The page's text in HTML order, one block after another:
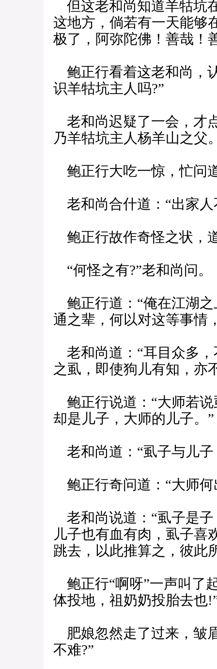
但这老和尚知道羊牯坑
这地方，倘若有一天能够
极了，阿弥陀佛！善哉！
鲍正行看着这老和尚，
识羊牯坑主人吗?”
老和尚迟疑了一会，才
乃羊牯坑主人杨羊山之父
鲍正行大吃一惊，忙问
老和尚合什道：“出家人
鲍正行故作奇怪之状，
“何怪之有?”老和尚问。
鲍正行道：“俺在江湖
通之辈，何以对这等事情
老和尚道：“耳目众多
之虱，即使狗儿有知，亦
鲍正行说道：“大师若
却是儿子，大师的儿子。”
老和尚道：“虱子与儿子
鲍正行奇问道：“大师何
老和尚说道：“虱子是
儿子也有血有肉，虱子喜
跳去，以此推算之，彼此
鲍正行“啊呀”一声叫了
体投地，祖奶奶投胎去也
肥娘忽然走了过来，皱
不难?”